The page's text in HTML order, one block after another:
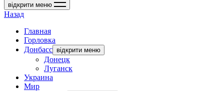
відкрити меню
Назад
Главная
Горловка
Донбасс відкрити меню
Донецк
Луганск
Украина
Мир